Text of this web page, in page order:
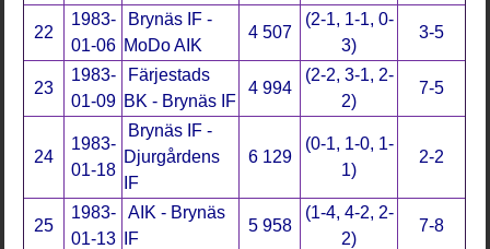
22
1983-
01-06
Brynäs IF -
MoDo AIK
4 507
(2-1, 1-1, 0-
3)
3-5
23
1983-
01-09
Färjestads
BK - Brynäs IF
4 994
(2-2, 3-1, 2-
2)
7-5
24
1983-
01-18
Brynäs IF -
Djurgårdens
IF
6 129
(0-1, 1-0, 1-
1)
2-2
25
1983-
01-13
AIK - Brynäs
IF
5 958
(1-4, 4-2, 2-
2)
7-8